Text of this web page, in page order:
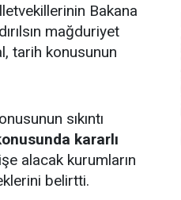
Bakana
mağduriyet
tarih konusunun
sıkıntı
kararlı
alacak kurumların
belirtti.